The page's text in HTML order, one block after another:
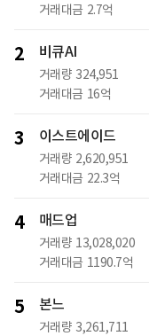
거래대금 2.7억
2 비큐AI
거래량 324,951
거래대금 16억
3 이스트에이드
거래량 2,620,951
거래대금 22.3억
4 매드업
거래량 13,028,020
거래대금 1190.7억
5 본느
거래량 3,261,711